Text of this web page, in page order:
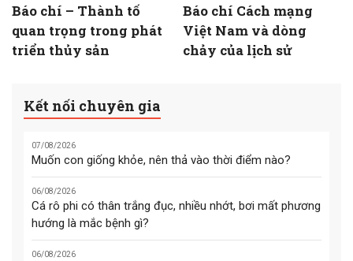
Báo chí – Thành tố
quan trọng trong phát
triển thủy sản
Báo chí Cách mạng
Việt Nam và dòng
chảy của lịch sử
Kết nối chuyên gia
07/08/2026
Muốn con giống khỏe, nên thả vào thời điểm nào?
06/08/2026
Cá rô phi có thân trắng đục, nhiều nhớt, bơi mất phương
hướng là mắc bệnh gì?
06/08/2026